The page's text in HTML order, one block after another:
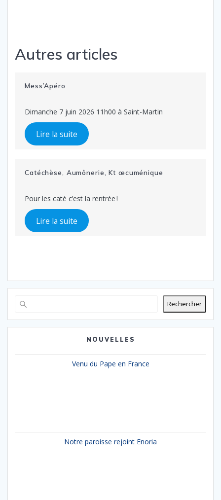
Autres articles
Mess’Apéro
Dimanche 7 juin 2026 11h00 à Saint-Martin
Lire la suite
Catéchèse, Aumônerie, Kt œcuménique
Pour les caté c’est la rentrée !
Lire la suite
Rechercher
NOUVELLES
Venu du Pape en France
Notre paroisse rejoint Enoria